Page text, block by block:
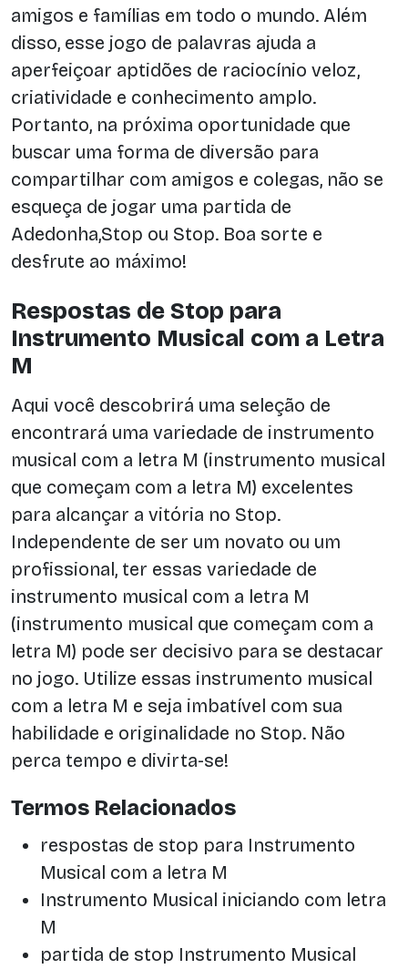
amigos e famílias em todo o mundo. Além
disso, esse jogo de palavras ajuda a
aperfeiçoar aptidões de raciocínio veloz,
criatividade e conhecimento amplo.
Portanto, na próxima oportunidade que
buscar uma forma de diversão para
compartilhar com amigos e colegas, não se
esqueça de jogar uma partida de
Adedonha,Stop ou Stop. Boa sorte e
desfrute ao máximo!
Respostas de Stop para
Instrumento Musical com a Letra
M
Aqui você descobrirá uma seleção de
encontrará uma variedade de instrumento
musical com a letra M (instrumento musical
que começam com a letra M) excelentes
para alcançar a vitória no Stop.
Independente de ser um novato ou um
profissional, ter essas variedade de
instrumento musical com a letra M
(instrumento musical que começam com a
letra M) pode ser decisivo para se destacar
no jogo. Utilize essas instrumento musical
com a letra M e seja imbatível com sua
habilidade e originalidade no Stop. Não
perca tempo e divirta-se!
Termos Relacionados
respostas de stop para Instrumento
Musical com a letra M
Instrumento Musical iniciando com letra
M
partida de stop Instrumento Musical